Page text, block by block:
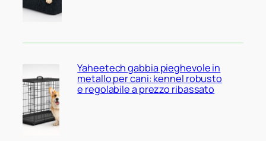
Yaheetech gabbia pieghevole in
metallo per cani: kennel robusto
e regolabile a prezzo ribassato